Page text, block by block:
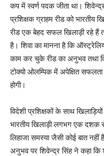
कप में स्वर्ण पदक जीता था।
प्रशिक्षक ग्राहम रीड को भारतीय
रीड एक बेहद सफल खिलाड़ी रहे हैं
है। शिवा का मानना है कि
काम कर चुके रीड का अनुभव तथा
टोक्यो ओलम्पिक में अपेक्षित
होगी।
विदेशी प्रशिक्षकों के साथ
भारतीय खिलाड़ी लगभग एक दशक
लिहाजा समस्या जैसी कोई बात
अनुभव पर शिवेन्द्र सिंह ने कहा